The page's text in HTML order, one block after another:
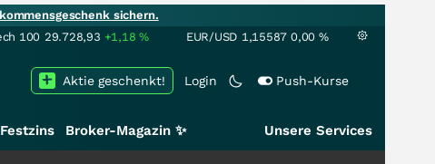
sichern.
100 29.728,93 +1,18% EUR/USD 1,15587 0,00 %
Login Push-Kurse
Aktie geschenkt!
Festzins Broker-Magazin ✨ Unsere Services